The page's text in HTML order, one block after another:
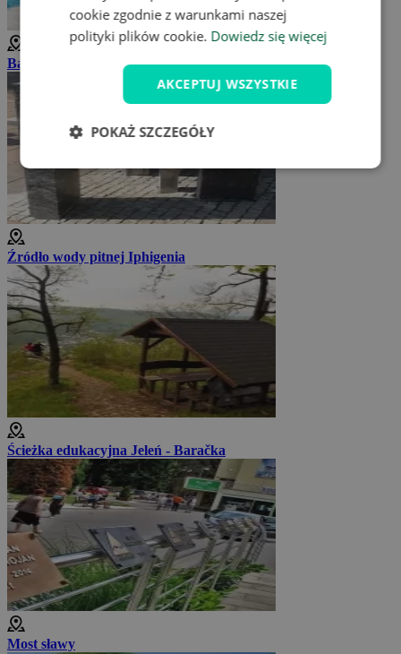
Basen Grand
Źródło wody pitnej Iphigenia
Ścieżka edukacyjna Jeleń - Baračka
Most sławy
cookie zgodnie z warunkami naszej
polityki plików cookie. Dowiedz się więcej
AKCEPTUJ WSZYSTKIE
POKAŻ SZCZEGÓŁY